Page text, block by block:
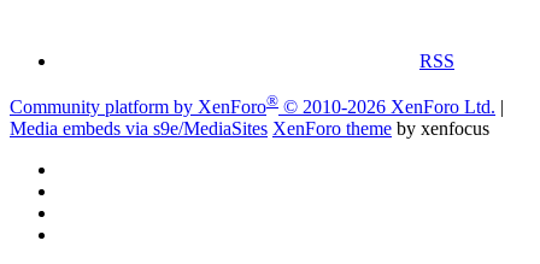
RSS
Community platform by XenForo® © 2010-2026 XenForo Ltd. |
Media embeds via s9e/MediaSites XenForo theme by xenfocus